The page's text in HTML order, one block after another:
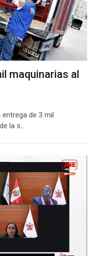
maquinarias al
entrega de 3 mil
la s...